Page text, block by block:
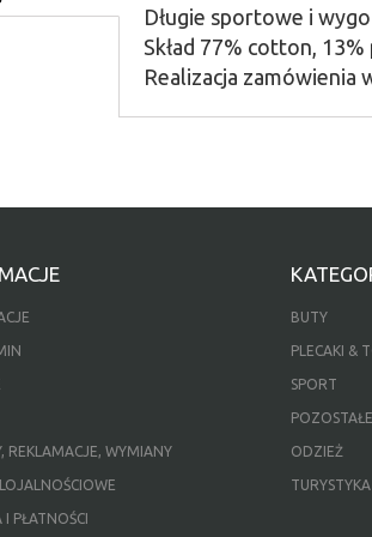
Długie sportowe i
Skład 77% cotton,
Realizacja zamówienia
REKLAMACJE, WYMIANY
I PŁATNOŚCI
BUTY
PLECAKI &
SPORT
POZOSTAŁE
ODZIEŻ
TURYSTYKA